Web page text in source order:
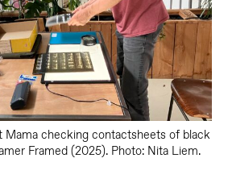
Mama checking contactsheets of black
Framed (2025). Photo: Nita Liem.